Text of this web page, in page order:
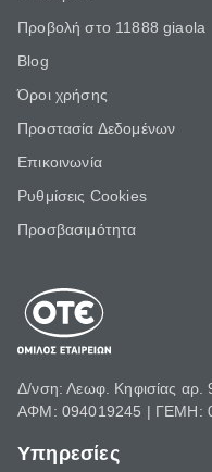
Προβολή στο 11888 giaola
Blog
Όροι χρήσης
Προστασία Δεδομένων
Επικοινωνία
Ρυθμίσεις Cookies
Προσβασιμότητα
Δ/νση: Λεωφ. Κηφισίας αρ.
ΑΦΜ: 094019245 | ΓΕΜΗ:
Υπηρεσίες